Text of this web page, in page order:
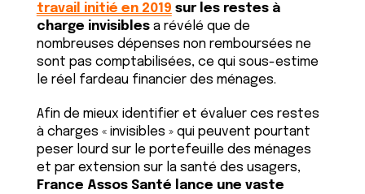
travail initié en 2019 sur les restes à
charge invisiblesa révélé que de
nombreuses dépenses non remboursées ne
sont pas comptabilisées, ce qui sous-estime
le réel fardeau financier des ménages.
Afin de mieux identifier et évaluer ces restes
à charges « invisibles » qui peuvent pourtant
peser lourd sur le portefeuille des ménages
et par extension sur la santé des usagers,
France Assos Santé lance une vaste